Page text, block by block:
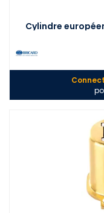
Cylindre